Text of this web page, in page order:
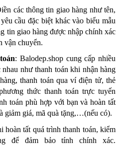
các thông tin giao hàng như tên,
cầu đặc biệt khác vào biểu mẫu
tin giao hàng được nhập chính xác
vận chuyển.
: Balodep.shop cung cấp nhiều
như thanh toán khi nhận hàng
thanh toán qua ví điện tử, thẻ
thức thanh toán trực tuyến
toán phù hợp với bạn và hoàn tất
giảm giá, mã quà tặng,…(nếu có).
hoàn tất quá trình thanh toán, kiểm
để đảm bảo tính chính xác.